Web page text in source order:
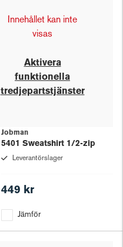
Innehållet kan inte
visas
Aktivera
funktionella
tredjepartstjänster
Jobman
5401 Sweatshirt 1/2-zip
Leverantörslager
449 kr
Jämför